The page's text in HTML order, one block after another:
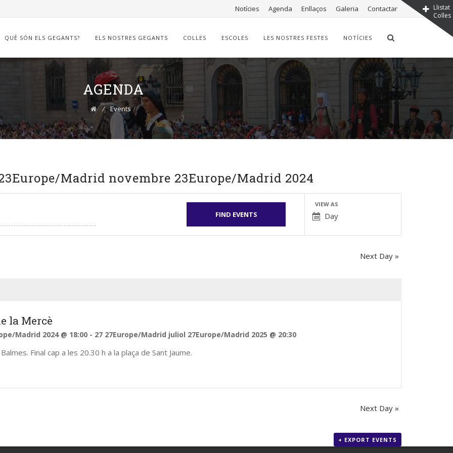
Llistat
Colles
Notícies Agenda Enllaços Galeria Contactar
QUÈ SÓN ELS GEGANTS? ELS NOSTRES GEGANTS COLLES ESCOLES LES NOSTRES FESTES NOTÍCIES
AGENDA
⁄ Events
Madrid novembre 23Europe/Madrid 2024
Event
Views
Navigation
VIEW AS
Day
Next Day »
la Mercè
Madrid 2024 @ 18:00 - 27 27Europe/Madrid juliol 27Europe/Madrid 2025 @ 20:30
Final cap a les 20.30 h a la plaça de Sant Jaume.
Next Day »
+ EXPORT EVENTS
nos
time.